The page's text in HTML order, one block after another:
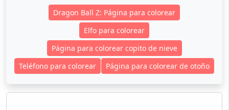
Dragon Ball Z: Página para colorear
Elfo para colorear
Página para colorear copito de nieve
Teléfono para colorear
Página para colorear de otoño